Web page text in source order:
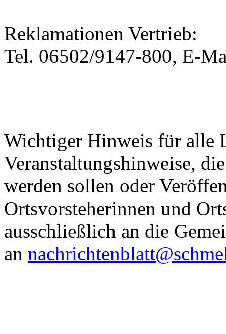
Reklamationen Vertrieb:
Tel. 06502/9147-800, E-
Wichtiger Hinweis für alle
Veranstaltungshinweise,
werden sollen oder
Ortsvorsteherinnen und
ausschließlich an die
an nachrichtenblatt@